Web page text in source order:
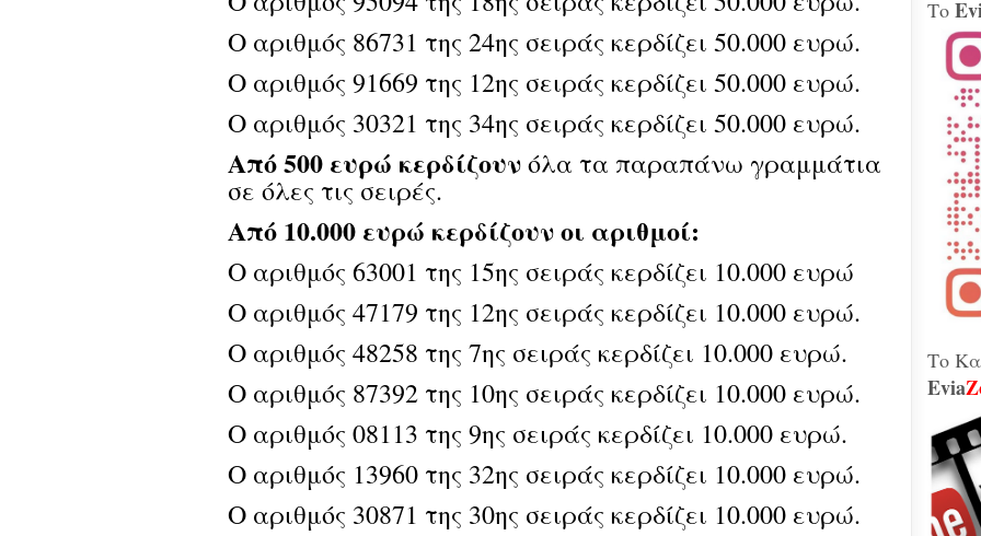
Ο αριθμός 86731 της 24ης σειράς κερδίζει 50.000 ευρώ.
Ο αριθμός 91669 της 12ης σειράς κερδίζει 50.000 ευρώ.
Ο αριθμός 30321 της 34ης σειράς κερδίζει 50.000 ευρώ.
Από 500 ευρώ κερδίζουνόλα τα παραπάνω γραμμάτια
σε όλες τις σειρές.
Από 10.000 ευρώ κερδίζουν οι αριθμοί:
Ο αριθμός 63001 της 15ης σειράς κερδίζει 10.000 ευρώ
Ο αριθμός 47179 της 12ης σειράς κερδίζει 10.000 ευρώ.
Ο αριθμός 48258 της 7ης σειράς κερδίζει 10.000 ευρώ.
Ο αριθμός 87392 της 10ης σειράς κερδίζει 10.000 ευρώ.
Ο αριθμός 08113 της 9ης σειράς κερδίζει 10.000 ευρώ.
Ο αριθμός 13960 της 32ης σειράς κερδίζει 10.000 ευρώ.
Ο αριθμός 30871 της 30ης σειράς κερδίζει 10.000 ευρώ.
240
Τα
το
Στα
Το
Το
Evia